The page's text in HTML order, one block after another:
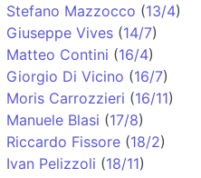
Stefano Mazzocco (13/4)
Giuseppe Vives (14/7)
Matteo Contini (16/4)
Giorgio Di Vicino (16/7)
Moris Carrozzieri (16/11)
Manuele Blasi (17/8)
Riccardo Fissore (18/2)
Ivan Pelizzoli (18/11)